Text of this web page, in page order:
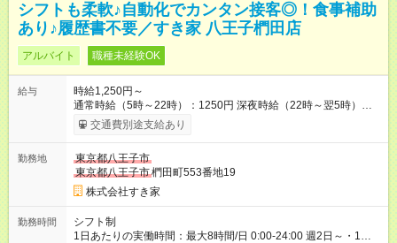
シフトも柔軟♪自動化でカンタン接客◎！食事補助
あり♪履歴書不要／すき家 八王子椚田店
アルバイト 職種未経験OK
給与
時給1,250円～
通常時給（5時～22時）：1250円 深夜時給（22時～翌5時）：
1563円 高校生時給：1250円 【特別手当】早朝手当（5：00-9：
00）時給+150円 【試用期間】試用期間あり 試用期間の長さ：1
30日（※条件変更なし）ですが、切り上げで一ヶ月とさせてい
ただきます。 研修制度あり：15時間(研修中も同時給）
交通費別途支給あり
勤務地
東京都八王子市
東京都八王子市椚田町553番地19
株式会社すき家
勤務時間
シフト制
1日あたりの実働時間：最大8時間/日 0:00-24:00 週2日～・1日